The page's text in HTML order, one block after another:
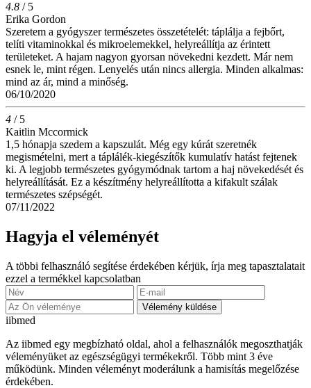
4.8 / 5
Erika Gordon
Szeretem a gyógyszer természetes összetételét: táplálja a fejbőrt,
telíti vitaminokkal és mikroelemekkel, helyreállítja az érintett
területeket. A hajam nagyon gyorsan növekedni kezdett. Már nem
esnek le, mint régen. Lenyelés után nincs allergia. Minden alkalmas:
mind az ár, mind a minőség.
06/10/2020
4 / 5
Kaitlin Mccormick
1,5 hónapja szedem a kapszulát. Még egy kúrát szeretnék
megismételni, mert a táplálék-kiegészítők kumulatív hatást fejtenek
ki. A legjobb természetes gyógymódnak tartom a haj növekedését és
helyreállítását. Ez a készítmény helyreállította a kifakult szálak
természetes szépségét.
07/11/2022
Hagyja el véleményét
A többi felhasználó segítése érdekében kérjük, írja meg tapasztalatait
ezzel a termékkel kapcsolatban
Vélemény küldése
iibmed
Az iibmed egy megbízható oldal, ahol a felhasználók megoszthatják
véleményüket az egészségügyi termékekről. Több mint 3 éve
működünk. Minden véleményt moderálunk a hamisítás megelőzése
érdekében.